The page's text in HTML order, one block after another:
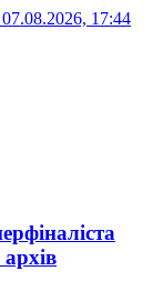
07.08.2026, 17:44